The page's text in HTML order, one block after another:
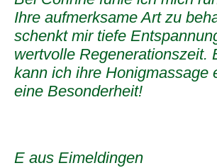
Ihre aufmerksame Art zu
schenkt mir tiefe
wertvolle Regenerationszeit.
kann ich ihre Honigmassage
eine Besonderheit!
E aus Eimeldingen